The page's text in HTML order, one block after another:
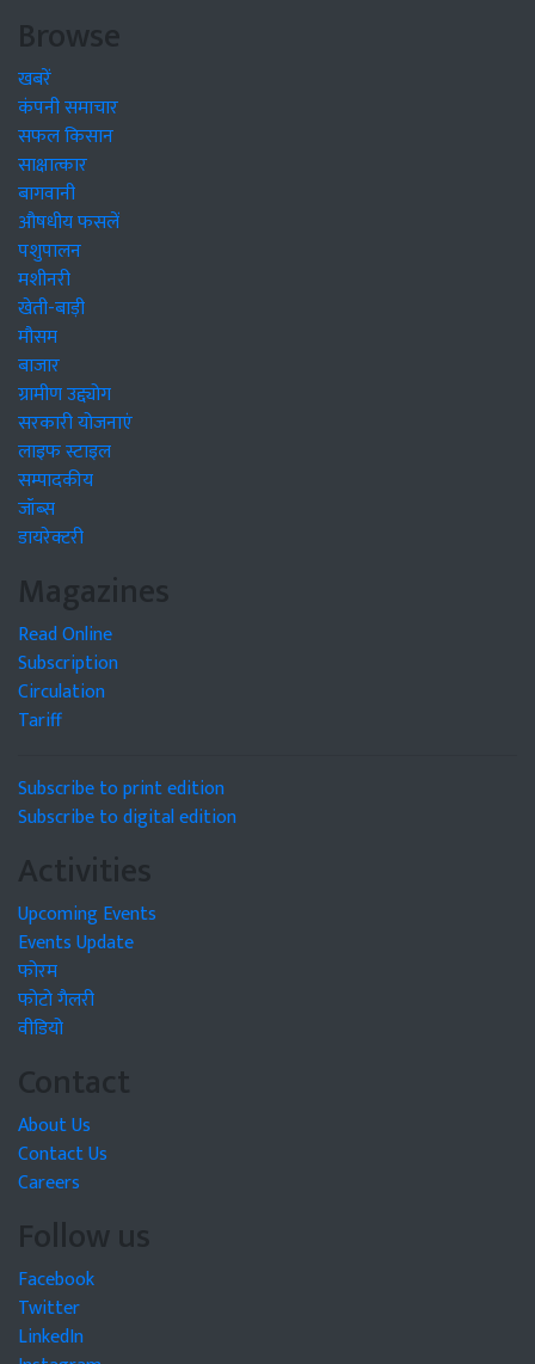
Browse
खबरें
कंपनी समाचार
सफल किसान
साक्षात्कार
बागवानी
औषधीय फसलें
पशुपालन
मशीनरी
खेती-बाड़ी
मौसम
बाजार
ग्रामीण उद्द्योग
सरकारी योजनाएं
लाइफ स्टाइल
सम्पादकीय
जॉब्स
डायरेक्टरी
Magazines
Read Online
Subscription
Circulation
Tariff
Subscribe to print edition
Subscribe to digital edition
Activities
Upcoming Events
Events Update
फोरम
फोटो गैलरी
वीडियो
Contact
About Us
Contact Us
Careers
Follow us
Facebook
Twitter
LinkedIn